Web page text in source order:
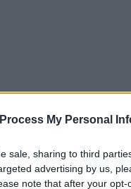
My Personal
sale, sharing to third
advertising by us,
note that after your